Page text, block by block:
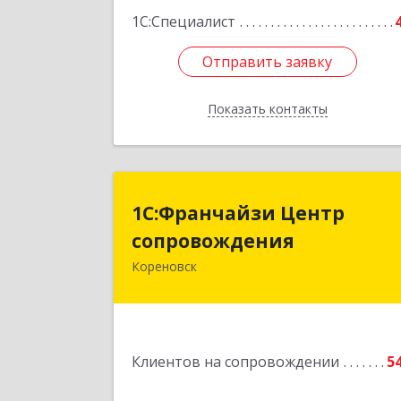
1С:Специалист
Отправить заявку
Показать контакты
Отправить заявку
Назад
1С:Франчайзи Центр
сопровождения
Кореновск
Клиентов на сопровождении
1С:Франчайзи Центр
сопровождения